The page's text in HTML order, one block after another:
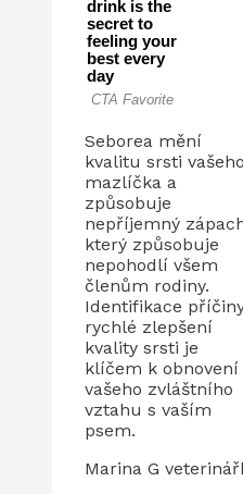
Seborea mění
kvalitu srsti vašeho
mazlíčka a
způsobuje
nepříjemný
který způsobuje
nepohodlí všem
členům rodiny.
Identifikace
rychlé zlepšení
kvality srsti je
klíčem k obnovení
vašeho zvláštního
vztahu s vaším
psem.
Marina G